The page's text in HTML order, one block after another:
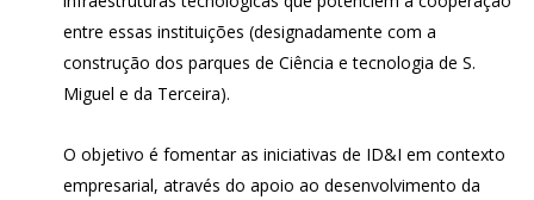
entre essas instituições (designadamente com a
construção dos parques de Ciência e tecnologia de S.
Miguel e da Terceira).
O objetivo é fomentar as iniciativas de ID&I em contexto
empresarial, através do apoio ao desenvolvimento da